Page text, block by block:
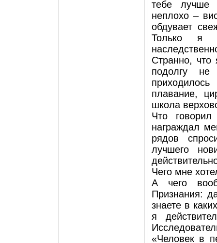
тебе лучше
неплохо –
обдувает
Только я
Странно,
подолгу
плавание,
школа
Что
награждал
рядов
лучшего
Чего мне
А чего
Признания:
знаете в
я
«Человек в